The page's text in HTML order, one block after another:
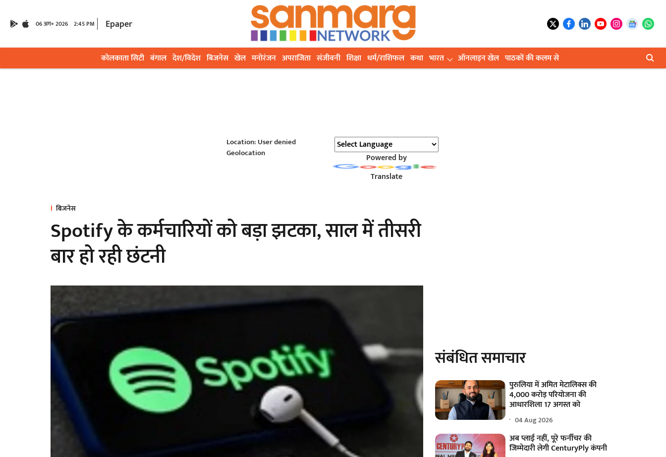
06 अग॰ 2026 2:45 PM Epaper
कोलकाता सिटी बंगाल देश/विदेश बिजनेस खेल मनोरंजन अपराजिता संजीवनी शिक्षा धर्म/राशिफल कथा भारत ऑनलाइन खेल पाठकों की कलम से
Location: User denied
Geolocation
Powered by
Translate
बिजनेस
Spotify के कर्मचारियों को बड़ा झटका, साल में तीसरी
बार हो रही छंटनी
संबंधित समाचार
पुरुलिया में अमित मेटालिक्स की
4,000 करोड़ परियोजना की
आधारशिला 17 अगस्त को
04 Aug 2026
अब प्लाई नहीं, पूरे फर्नीचर की
जिम्मेदारी लेगी CenturyPly कंपनी